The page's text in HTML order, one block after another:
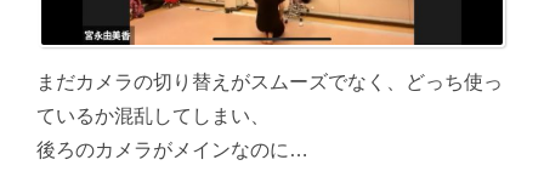
まだカメラの切り替えがスムーズでなく、どっち使っ
ているか混乱してしまい、
後ろのカメラがメインなのに…